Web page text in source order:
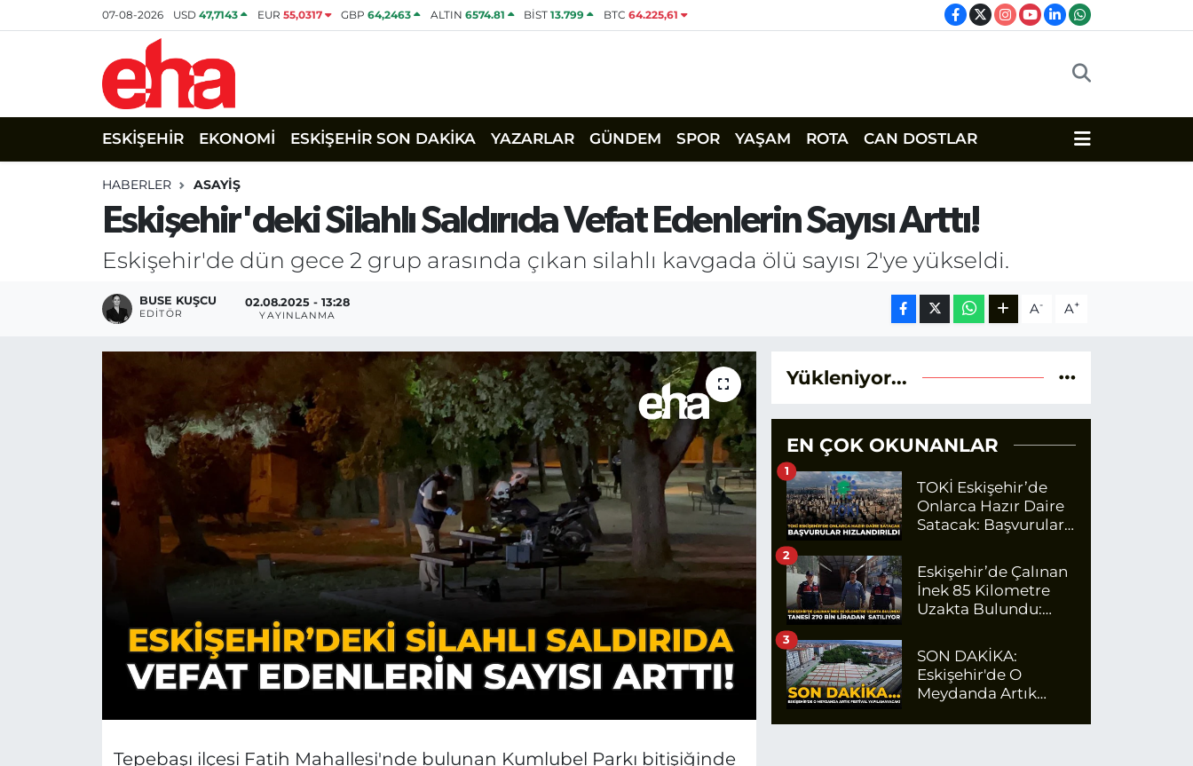
07-08-2026 USD47,7143 EUR 55,0317 GBP64,2463 ALTIN 6574.81 BİST13.799 BTC 64.225,61
ESKİŞEHİR EKONOMİ ESKİŞEHİR SON DAKİKA YAZARLAR GÜNDEM SPOR YAŞAM ROTA CAN DOSTLAR
HABERLER ASAYİŞ
Eskişehir'deki Silahlı Saldırıda Vefat Edenlerin Sayısı Arttı!
Eskişehir'de dün gece 2 grup arasında çıkan silahlı kavgada ölü sayısı 2'ye yükseldi.
BUSE KUŞCU
EDITÖR
02.08.2025 - 13:28
YAYINLANMA A- A+
Tepebaşı ilçesi Fatih Mahallesi'nde bulunan Kumlubel Parkı bitişiğinde
Yükleniyor...
EN ÇOK OKUNANLAR
TOKİ Eskişehir’de
Onlarca Hazır Daire
Satacak: Başvurular
1
Eskişehir’de Çalınan
İnek 85 Kilometre
Uzakta Bulundu:
Liradan Satılıyor
2
SON DAKİKA:
Eskişehir'de O
Meydanda Artık
Yapılamayacak
3